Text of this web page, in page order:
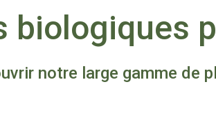
biologiques
notre large gamme de